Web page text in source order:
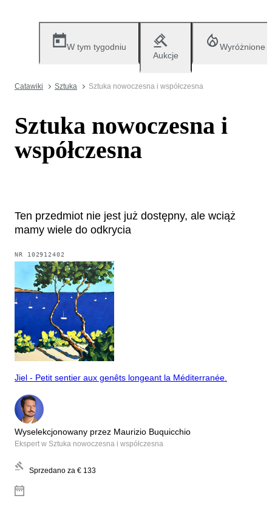
W tym tygodniu
Aukcje
Wyróżnione
Catawiki Sztuka Sztuka nowoczesna i współczesna
Sztuka nowoczesna i
współczesna
Ten przedmiot nie jest już dostępny, ale wciąż
mamy wiele do odkrycia
NR 102912402
Jiel - Petit sentier aux genêts longeant la Méditerranée.
Wyselekcjonowany przez Maurizio Buquicchio
Ekspert w Sztuka nowoczesna i współczesna
Sprzedano za € 133